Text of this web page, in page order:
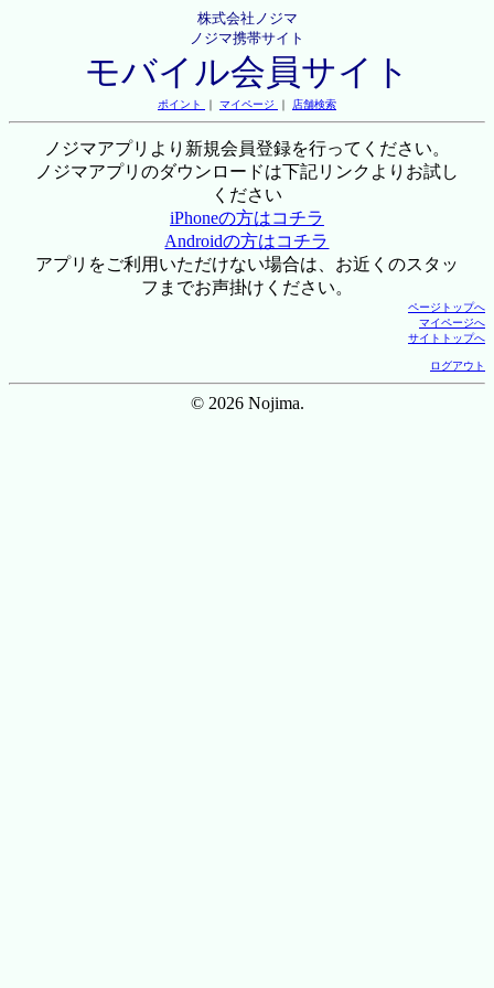
株式会社ノジマ
ノジマ携帯サイト
モバイル会員サイト
ポイント ｜ マイページ ｜ 店舗検索
ノジマアプリより新規会員登録を行ってください。
ノジマアプリのダウンロードは下記リンクよりお試し
ください
iPhoneの方はコチラ
Androidの方はコチラ
アプリをご利用いただけない場合は、お近くのスタッ
フまでお声掛けください。
ページトップへ
マイページへ
サイトトップへ
ログアウト
© 2026 Nojima.